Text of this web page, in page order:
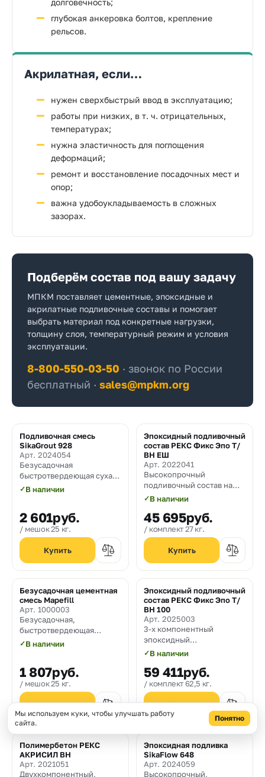
долговечность;
глубокая анкеровка болтов, крепление
рельсов.
Акрилатная, если…
нужен сверхбыстрый ввод в эксплуатацию;
работы при низких, в т. ч. отрицательных,
температурах;
нужна эластичность для поглощения
деформаций;
ремонт и восстановление посадочных мест и
опор;
важна удобоукладываемость в сложных
зазорах.
Подберём состав под вашу задачу
МПКМ поставляет цементные, эпоксидные и
акрилатные подливочные составы и помогает
выбрать материал под конкретные нагрузки,
толщину слоя, температурный режим и условия
эксплуатации.
8-800-550-03-50 · звонок по России
бесплатный · sales@mpkm.org
Подливочная смесь
SikaGrout 928
Арт. 2024054
Безусадочная
быстротвердеющая сухая
бетонная смесь наливного
цементации
промышленного
оборудования, подливки
под опорные части
колонн, омоноличивания
стыков в железобетонных
анкеров. Толщина заливки
от 20 до 200 мм.
✓В наличии
2 601руб.
мешок 25 кг.
Хит
Эпоксидный подливочный
состав РЕКС Фикс Эпо Т/
ВН ЕШ
Арт. 2022041
Высокопрочный
подливочный состав на
основе эпоксидных смол,
прочностью и адгезией к
металлу и бетону
✓В наличии
45 695руб.
комплект 27 кг.
Хит
Безусадочная цементная
смесь Mapefill
Арт. 1000003
Безусадочная,
быстротвердеющая
бетонная смесь наливного
фиксации выставленного
оборудования, колонн,
омоноличивания стыков
железобетонных
конструкций.
Максимальный размер
заполнителя 3 мм.
Толщина заливки за один
слой от 10 до 100 мм.
✓В наличии
1 807руб.
мешок 25 кг.
Эпоксидный подливочный
состав РЕКС Фикс Эпо Т/
ВН 100
Арт. 2025003
3-х компонентный
эпоксидный
химическистойкий состав
стяжки и заливки
конструктивных
элементов в бетоне,
металле, камне и др.,
подверженных высоким
статическим нагрузкам.
✓В наличии
59 411руб.
комплект 62,5 кг.
Полимербетон РЕКС
АКРИСИЛ ВН
Арт. 2021051
Двухкомпонентный,
Эпоксидная подливка
SikaFlow 648
Арт. 2024059
Высокопрочный,
Мы используем куки, чтобы улучшать работу
сайта.
Понятно